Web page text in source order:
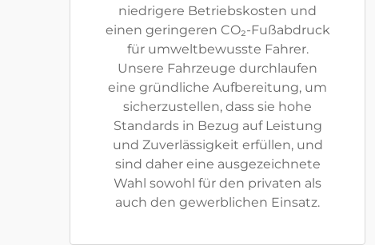
niedrigere Betriebskosten und
einen geringeren CO₂-Fußabdruck
für umweltbewusste Fahrer.
Unsere Fahrzeuge durchlaufen
eine gründliche Aufbereitung, um
sicherzustellen, dass sie hohe
Standards in Bezug auf Leistung
und Zuverlässigkeit erfüllen, und
sind daher eine ausgezeichnete
Wahl sowohl für den privaten als
auch den gewerblichen Einsatz.